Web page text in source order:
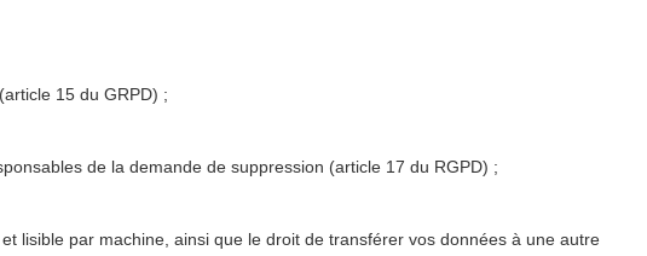
15 du GRPD) ;
de la demande de suppression (article 17 du RGPD) ;
lisible par machine, ainsi que le droit de transférer vos données à une autre